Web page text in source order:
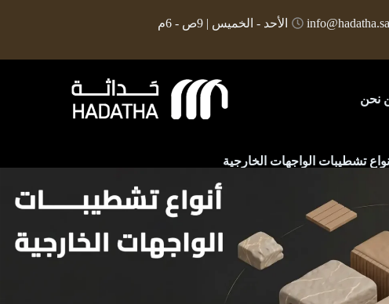
info@hadatha.sa الأحد - الخميس | 9ص - 6م
نحن
أنواع تشطيبات الواجهات الخارجية